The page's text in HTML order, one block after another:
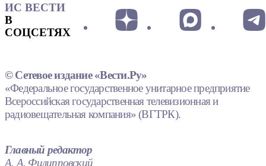
ИС ВЕСТИ
В
СОЦСЕТЯХ
© Сетевое издание «Вести.Ру»
«Федеральное государственное унитарное предприятие
Всероссийская государственная телевизионная и
радиовещательная компания» (ВГТРК).
Главный редактор
А. А. Филипповский